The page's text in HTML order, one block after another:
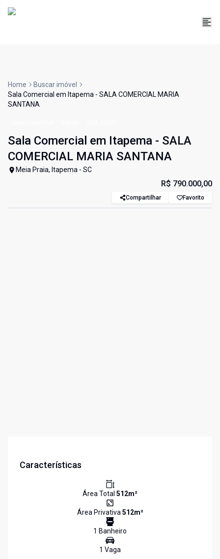
Home
Buscar imóvel
Sala Comercial em Itapema - SALA COMERCIAL MARIA
SANTANA
Sala Comercial em Itapema - SALA
COMERCIAL MARIA SANTANA
Meia Praia, Itapema - SC
R$ 790.000,00
Compartilhar Favorito
Características
Área Total 512m²
Área Privativa512m²
1 Banheiro
1 Vaga